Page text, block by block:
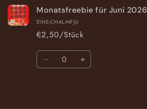
Monatsfreebie für Juni 2026
EINS-CHAL-MFJU
€2,50/Stück
Anzahl
VerringereErhöhe